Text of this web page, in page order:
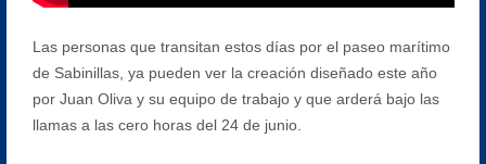
Las personas que transitan estos días por el paseo marítimo
de Sabinillas, ya pueden ver la creación diseñado este año
por Juan Oliva y su equipo de trabajo y que arderá bajo las
llamas a las cero horas del 24 de junio.